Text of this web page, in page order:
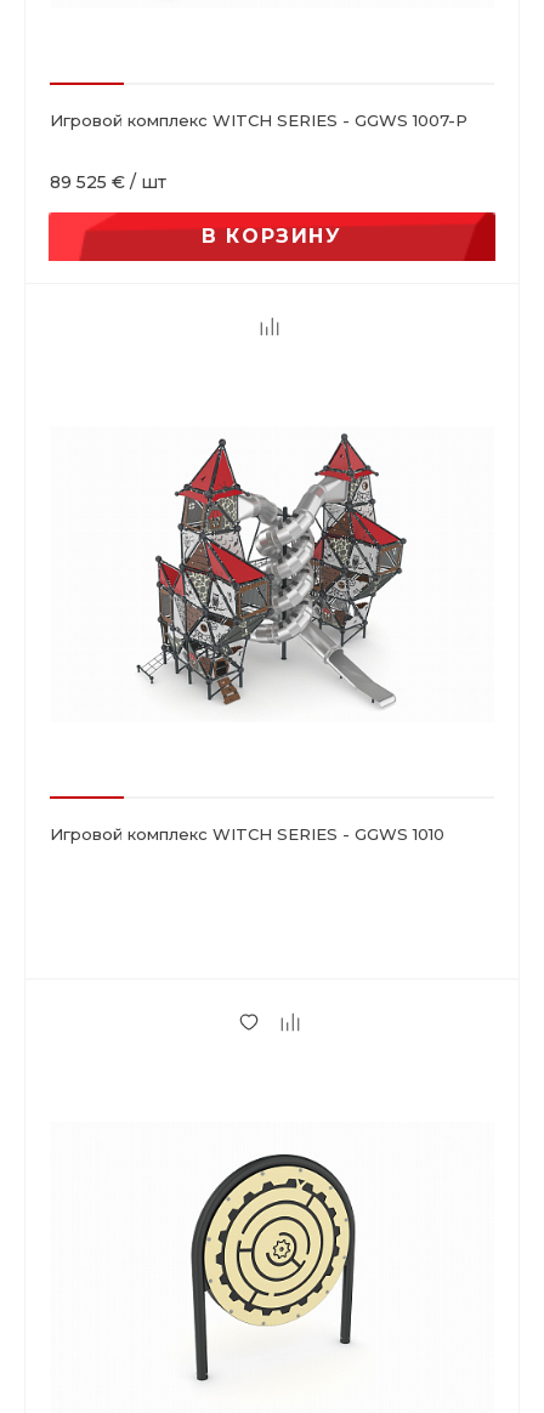
Игровой комплекс WITCH SERIES - GGWS 1007-P
89 525 € / шт
В КОРЗИНУ
Игровой комплекс WITCH SERIES - GGWS 1010